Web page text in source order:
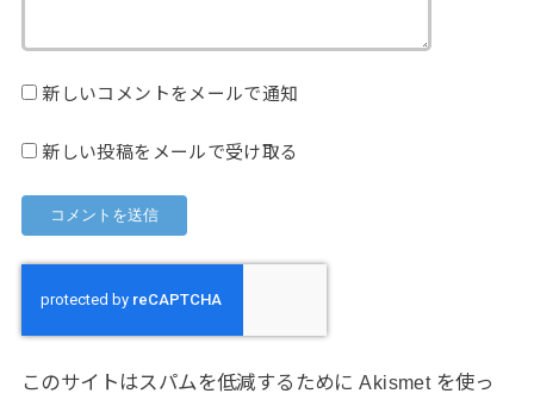
新しいコメントをメールで通知
新しい投稿をメールで受け取る
このサイトはスパムを低減するために Akismet を使っ